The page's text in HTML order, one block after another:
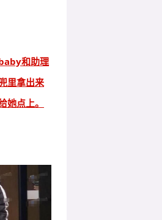
和助理
里拿出来
她点上。